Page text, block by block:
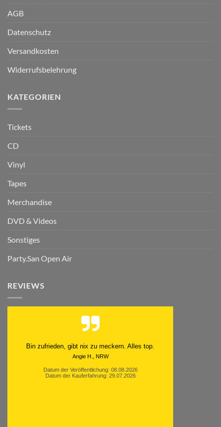
AGB
Datenschutz
Versandkosten
Widerrufsbelehrung
KATEGORIEN
Tickets
CD
Vinyl
Tapes
Merchandise
DVD & Videos
Sonstiges
Party.San Open Air
REVIEWS
Schnell. Zuverlässig. Klasse.
Datum der Veröffentlichung: 05.08.2026
Datum der Kauferfahrung: 29.07.2026